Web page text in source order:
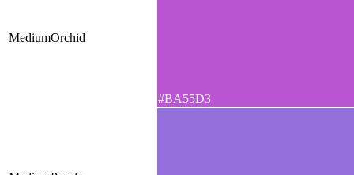
MediumOrchid
#BA55D3